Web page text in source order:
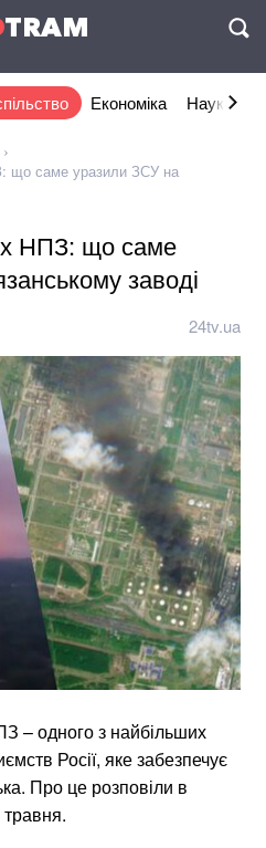
TRAM
Економіка Наука та
що саме уразили ЗСУ на
НПЗ: що саме
заводі
24tv.ua
– одного з найбільших
Росії, яке забезпечує
Про це розповіли в